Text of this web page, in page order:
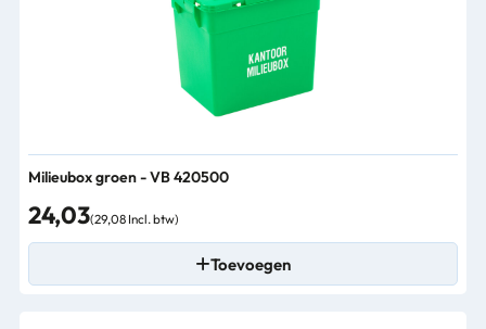
Milieubox groen - VB 420500
24,03(29,08 Incl. btw)
Toevoegen